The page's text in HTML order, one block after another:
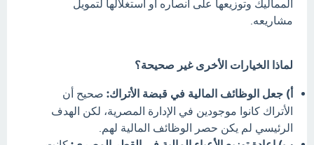
المماليك وتوزيعها على أنصاره أو استغلالها لتمويل
مشاريعه.
لماذا الخيارات الأخرى غير صحيحة؟
أ) جعل الوظائف المالية في قبضة الأتراك: صحيح أن
الأتراك كانوا موجودين في الإدارة المصرية، لكن الهدف
الرئيسي لم يكن حصر الوظائف المالية لهم.